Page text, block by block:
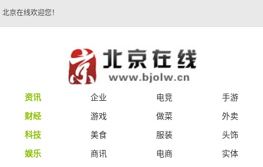
北京在线欢迎您！
资讯 企业 电竞
手游
财经
游戏 做菜
外卖
科技
美食 服装
头饰
娱乐
商讯 电商
实体